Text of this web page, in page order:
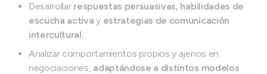
Desarrollarrespuestas persuasivas, habilidades de
escucha activay estrategias de comunicación
intercultural.
Analizar comportamientos propios y ajenos en
negociaciones, adaptándose a distintos modelos